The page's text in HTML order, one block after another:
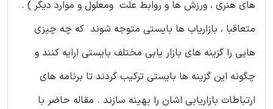
های هنری ، ورزش ها و روابط علت ومعلول و موارد دیگر ) .
متعاقبا ، بازاریاب ها بایستی متوجه شوند که چه چیزی
هایی را گزینه های بازار یابی مختلف بایستی ارایه کنند و
چگونه این گزینه ها بایستی ترکیب گردند تا برنامه های
ارتباطات بازاریابی اشان را بهینه سازند . مقاله حاضر با